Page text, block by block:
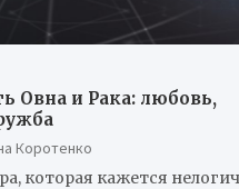
Овна и Рака: любовь,
Коротенко
которая кажется